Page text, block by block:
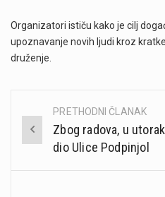
Organizatori ističu kako je cilj
upoznavanje novih ljudi kroz
druženje.
Post
navigation
PRETHODNI ČLANAK
Zbog radova, u
dio Ulice Podpinjol